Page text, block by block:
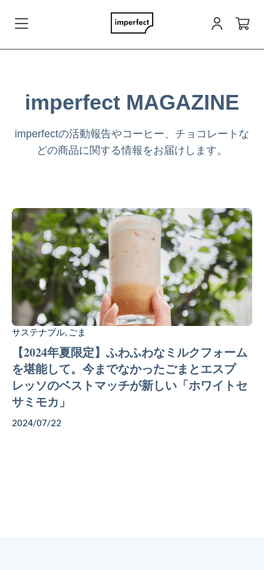
ログイン
お問い合わせ
すべての商品
Coffee
Chocolate
Gift
imperfect MAGAZINE
imperfectの活動報告やコーヒー、チョコレートな
どの商品に関する情報をお届けします。
サステナブル, ごま
【2024年夏限定】ふわふわなミルクフォーム
を堪能して。今までなかったごまとエスプ
レッソのベストマッチが新しい「ホワイトセ
サミモカ」
2024/07/22